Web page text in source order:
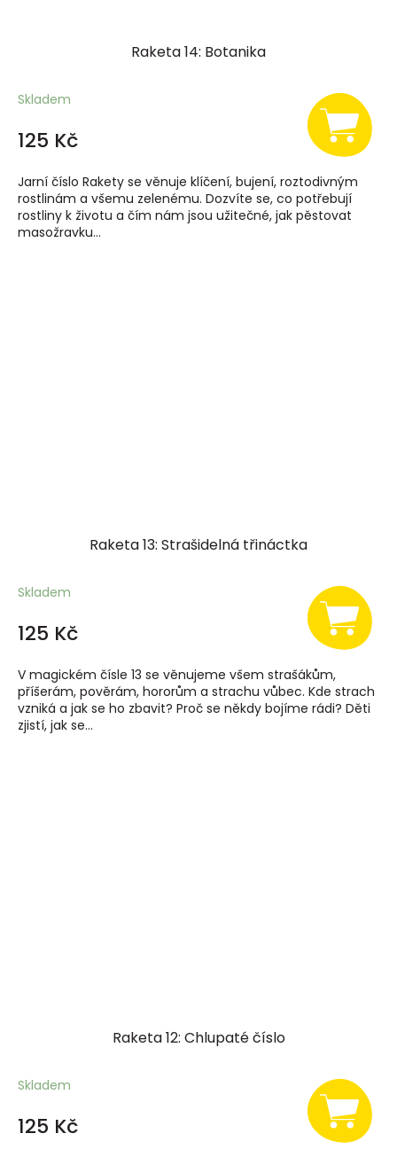
Raketa 14: Botanika
Skladem
125 Kč
Jarní číslo Rakety se věnuje klíčení, bujení, roztodivným
rostlinám a všemu zelenému. Dozvíte se, co potřebují
rostliny k životu a čím nám jsou užitečné, jak pěstovat
masožravku...
Raketa 13: Strašidelná třináctka
Skladem
125 Kč
V magickém čísle 13 se věnujeme všem strašákům,
příšerám, pověrám, hororům a strachu vůbec. Kde strach
vzniká a jak se ho zbavit? Proč se někdy bojíme rádi? Děti
zjistí, jak se...
Raketa 12: Chlupaté číslo
Skladem
125 Kč